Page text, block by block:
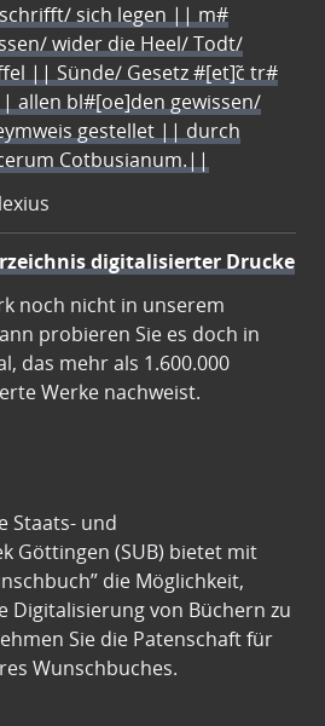
sich legen || m#
wider die Heel/ Todt/
|| Sünde/ Gesetz #[et]c̃ tr#
allen bl#[oe]den gewissen/
gestellet || durch
Cotbusianum.||
digitalisierter Drucke
noch nicht in unserem
probieren Sie es doch in
das mehr als 1.600.000
Werke nachweist.
Staats- und
Göttingen (SUB) bietet mit
die Möglichkeit,
Digitalisierung von Büchern zu
Sie die Patenschaft für
Wunschbuches.